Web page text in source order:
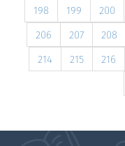
198
199 200
206
207 208
214
215 216